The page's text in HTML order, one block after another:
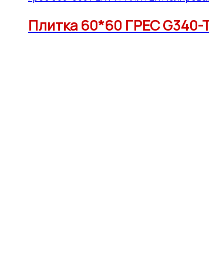
Плитка 60*60 ГРЕС G340-